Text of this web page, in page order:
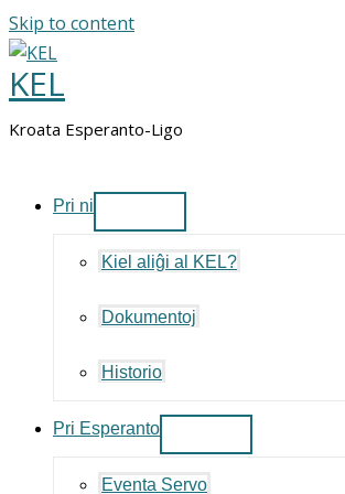
Skip to content
KEL
Kroata Esperanto-Ligo
Pri ni
Kiel aliĝi al KEL?
Dokumentoj
Historio
Pri Esperanto
Eventa Servo